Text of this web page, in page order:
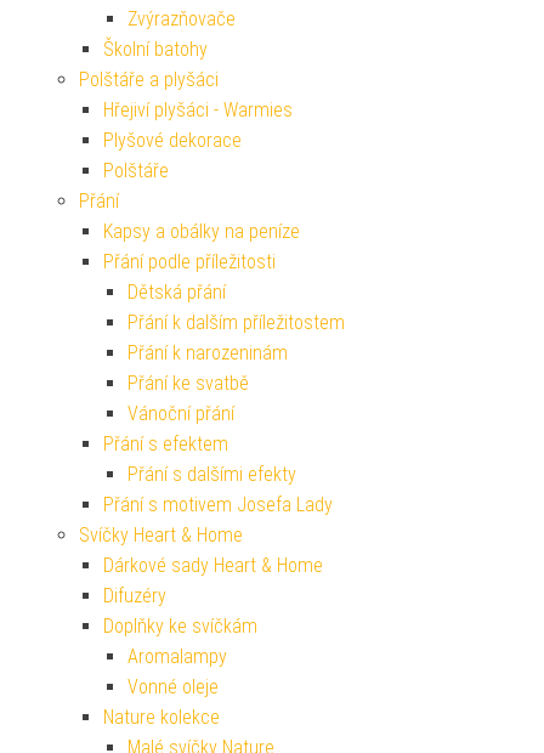
Zvýrazňovače
Školní batohy
Polštáře a plyšáci
Hřejiví plyšáci - Warmies
Plyšové dekorace
Polštáře
Přání
Kapsy a obálky na peníze
Přání podle příležitosti
Dětská přání
Přání k dalším příležitostem
Přání k narozeninám
Přání ke svatbě
Vánoční přání
Přání s efektem
Přání s dalšími efekty
Přání s motivem Josefa Lady
Svíčky Heart & Home
Dárkové sady Heart & Home
Difuzéry
Doplňky ke svíčkám
Aromalampy
Vonné oleje
Nature kolekce
Malé svíčky Nature